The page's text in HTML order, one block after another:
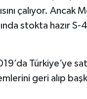
çalıyor. Ancak
stokta hazır
Türkiye’ye
geri alıp